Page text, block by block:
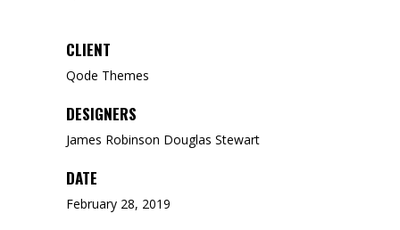
CLIENT
Qode Themes
DESIGNERS
James Robinson Douglas Stewart
DATE
February 28, 2019